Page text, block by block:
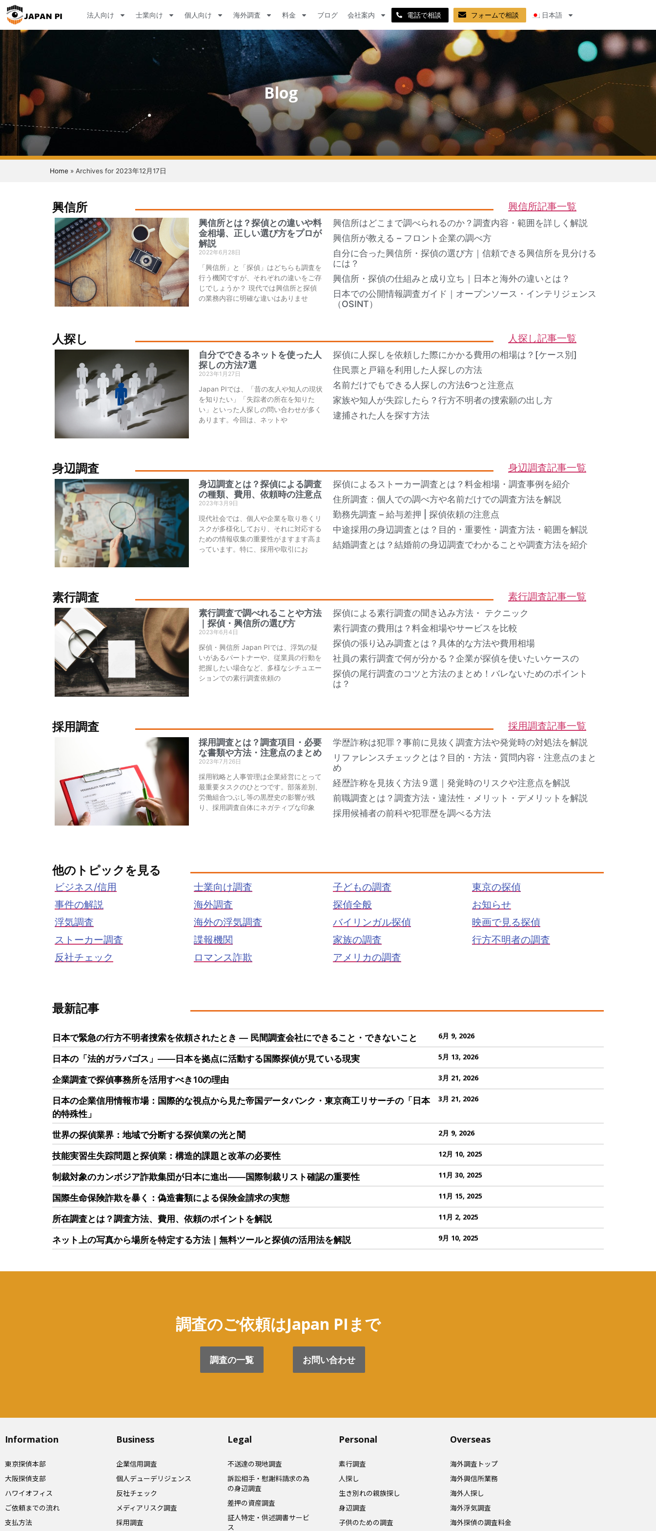
法人向け 士業向け 個人向け 海外調査 料金 ブログ 会社案内 電話で相談 フォームで相談 日本語
Blog
Home » Archives for 2023年12月17日
興信所 興信所記事一覧
興信所とは？探偵との違いや料
金相場、正しい選び方をプロが
解説
2022年6月28日
「興信所」と「探偵」はどちらも調査を
行う機関ですが、それぞれの違いをご存
じでしょうか？ 現代では興信所と探偵
の業務内容に明確な違いはありませ
興信所はどこまで調べられるのか？調査内容・範囲を詳しく解説
興信所が教える – フロント企業の調べ方
自分に合った興信所・探偵の選び方｜信頼できる興信所を見分ける
には？
興信所・探偵の仕組みと成り立ち｜日本と海外の違いとは？
日本での公開情報調査ガイド｜オープンソース・インテリジェンス
（OSINT）
人探し 人探し記事一覧
自分でできるネットを使った人
探しの方法7選
2023年1月27日
Japan PIでは、「昔の友人や知人の現状
を知りたい」「失踪者の所在を知りた
い」といった人探しの問い合わせが多く
あります。今回は、ネットや
探偵に人探しを依頼した際にかかる費用の相場は？[ケース別]
住民票と戸籍を利用した人探しの方法
名前だけでもできる人探しの方法6つと注意点
家族や知人が失踪したら？行方不明者の捜索願の出し方
逮捕された人を探す方法
身辺調査 身辺調査記事一覧
身辺調査とは？探偵による調査
の種類、費用、依頼時の注意点
2023年3月9日
現代社会では、個人や企業を取り巻くリ
スクが多様化しており、それに対応する
ための情報収集の重要性がますます高ま
っています。特に、採用や取引にお
探偵によるストーカー調査とは？料金相場・調査事例を紹介
住所調査：個人での調べ方や名前だけでの調査方法を解説
勤務先調査 – 給与差押 | 探偵依頼の注意点
中途採用の身辺調査とは？目的・重要性・調査方法・範囲を解説
結婚調査とは？結婚前の身辺調査でわかることや調査方法を紹介
素行調査 素行調査記事一覧
素行調査で調べれることや方法
｜探偵・興信所の選び方
2023年6月4日
探偵・興信所 Japan PIでは、浮気の疑
いがあるパートナーや、従業員の行動を
把握したい場合など、多様なシチュエー
ションでの素行調査依頼の
探偵による素行調査の聞き込み方法・ テクニック
素行調査の費用は？料金相場やサービスを比較
探偵の張り込み調査とは？具体的な方法や費用相場
社員の素行調査で何が分かる？企業が探偵を使いたいケースの
探偵の尾行調査のコツと方法のまとめ！バレないためのポイント
は？
採用調査 採用調査記事一覧
採用調査とは？調査項目・必要
な書類や方法・注意点のまとめ
2023年7月26日
採用戦略と人事管理は企業経営にとって
最重要タスクのひとつです。部落差別、
労働組合つぶし等の黒歴史の影響が残
り、採用調査自体にネガティブな印象
学歴詐称は犯罪？事前に見抜く調査方法や発覚時の対処法を解説
リファレンスチェックとは？目的・方法・質問内容・注意点のまと
め
経歴詐称を見抜く方法９選｜発覚時のリスクや注意点を解説
前職調査とは？調査方法・違法性・メリット・デメリットを解説
採用候補者の前科や犯罪歴を調べる方法
他のトピックを見る
ビジネス/信用
事件の解説
浮気調査
ストーカー調査
反社チェック
士業向け調査
海外調査
海外の浮気調査
諜報機関
ロマンス詐欺
子どもの調査
探偵全般
バイリンガル探偵
家族の調査
アメリカの調査
東京の探偵
お知らせ
映画で見る探偵
行方不明者の調査
最新記事
日本で緊急の行方不明者捜索を依頼されたとき ― 民間調査会社にできること・できないこと 6月 9, 2026
日本の「法的ガラパゴス」――日本を拠点に活動する国際探偵が見ている現実 5月 13, 2026
企業調査で探偵事務所を活用すべき10の理由 3月 21, 2026
日本の企業信用情報市場：国際的な視点から見た帝国データバンク・東京商工リサーチの「日本
的特殊性」
3月 21, 2026
世界の探偵業界：地域で分断する探偵業の光と闇 2月 9, 2026
技能実習生失踪問題と探偵業：構造的課題と改革の必要性 12月 10, 2025
制裁対象のカンボジア詐欺集団が日本に進出――国際制裁リスト確認の重要性 11月 30, 2025
国際生命保険詐欺を暴く：偽造書類による保険金請求の実態 11月 15, 2025
所在調査とは？調査方法、費用、依頼のポイントを解説 11月 2, 2025
ネット上の写真から場所を特定する方法｜無料ツールと探偵の活用法を解説 9月 10, 2025
調査のご依頼はJapan PIまで
調査の一覧 お問い合わせ
Information
東京探偵本部
大阪探偵支部
ハワイオフィス
ご依頼までの流れ
支払方法
Business
企業信用調査
個人デューデリジェンス
反社チェック
メディアリスク調査
採用調査
Legal
不送達の現地調査
訴訟相手・慰謝料請求の為
の身辺調査
差押の資産調査
証人特定・供述調書サービ
ス
Personal
素行調査
人探し
生き別れの親族探し
身辺調査
子供のための調査
Overseas​
海外調査トップ
海外興信所業務
海外人探し
海外浮気調査
海外探偵の調査料金